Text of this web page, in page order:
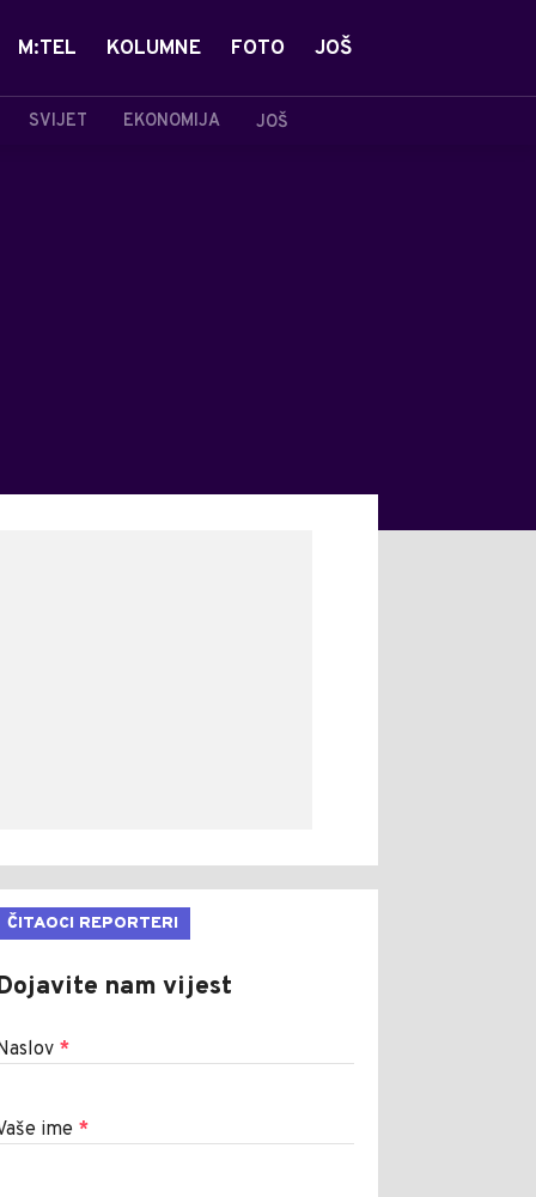
SVIJET EKONOMIJA JOŠ
M:TEL KOLUMNE FOTO JOŠ
ČITAOCI REPORTERI
nam vijest
*
ime *